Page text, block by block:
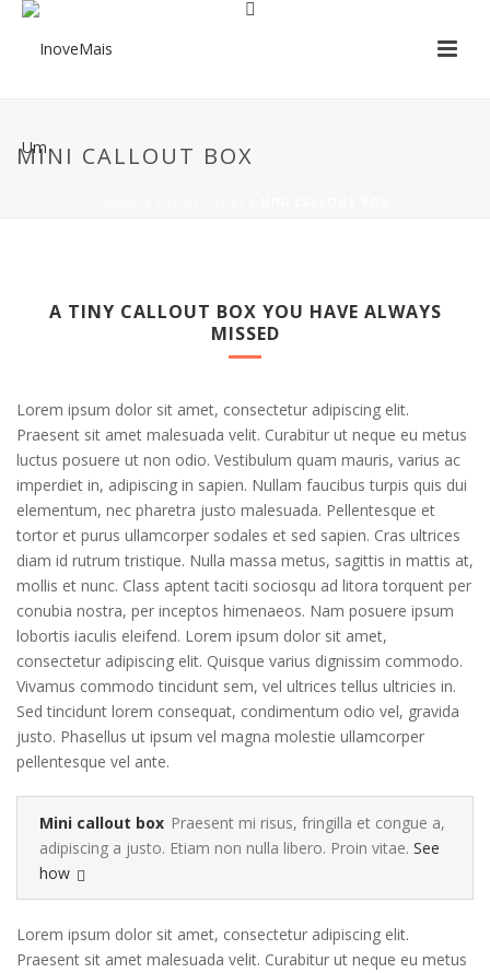
MINI CALLOUT BOX
A TINY CALLOUT BOX YOU HAVE ALWAYS
MISSED
Lorem ipsum dolor sit amet, consectetur adipiscing elit.
Praesent sit amet malesuada velit. Curabitur ut neque eu metus
luctus posuere ut non odio. Vestibulum quam mauris, varius ac
imperdiet in, adipiscing in sapien. Nullam faucibus turpis quis dui
elementum, nec pharetra justo malesuada. Pellentesque et
tortor et purus ullamcorper sodales et sed sapien. Cras ultrices
diam id rutrum tristique. Nulla massa metus, sagittis in mattis at,
mollis et nunc. Class aptent taciti sociosqu ad litora torquent per
conubia nostra, per inceptos himenaeos. Nam posuere ipsum
lobortis iaculis eleifend. Lorem ipsum dolor sit amet,
consectetur adipiscing elit. Quisque varius dignissim commodo.
Vivamus commodo tincidunt sem, vel ultrices tellus ultricies in.
Sed tincidunt lorem consequat, condimentum odio vel, gravida
justo. Phasellus ut ipsum vel magna molestie ullamcorper
pellentesque vel ante.
Mini callout box Praesent mi risus, fringilla et congue a,
adipiscing a justo. Etiam non nulla libero. Proin vitae. See
how
Lorem ipsum dolor sit amet, consectetur adipiscing elit.
Praesent sit amet malesuada velit. Curabitur ut neque eu metus